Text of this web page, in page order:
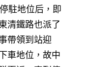
駐地位后，即
清鐵路也派了
帶領到站迎
車地位，故中